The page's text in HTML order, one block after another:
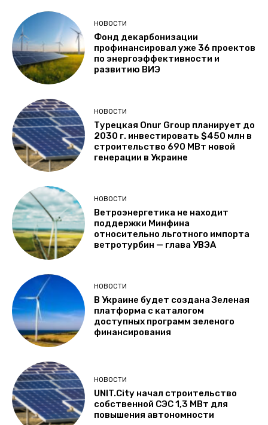
НОВОСТИ
Фонд декарбонизации
профинансировал уже 36 проектов
по энергоэффективности и
развитию ВИЭ
НОВОСТИ
Турецкая Onur Group планирует до
2030 г. инвестировать $450 млн в
строительство 690 МВт новой
генерации в Украине
НОВОСТИ
Ветроэнергетика не находит
поддержки Минфина
относительно льготного импорта
ветротурбин — глава УВЭА
НОВОСТИ
В Украине будет создана Зеленая
платформа с каталогом
доступных программ зеленого
финансирования
НОВОСТИ
UNIT.City начал строительство
собственной СЭС 1,3 МВт для
повышения автономности